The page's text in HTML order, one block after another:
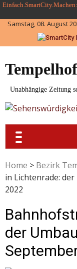
Skip
to
content
Samstag, 08. August
Unabhängige Zeitung
Home > Bezirk
in Lichtenrade:
2022
der